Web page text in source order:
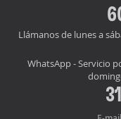
Llámanos de lunes a
WhatsApp - Servicio